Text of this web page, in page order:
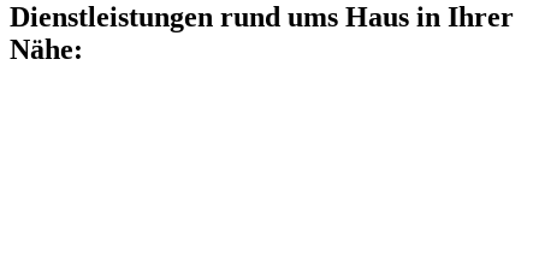
Dienstleistungen rund ums Haus in Ihrer
Nähe: